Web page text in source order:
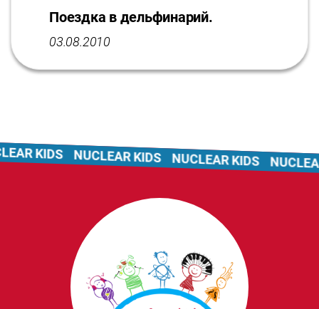
Поездка в дельфинарий.
03.08.2010
KIDS NUCLEAR KIDS NUCLEAR KIDS